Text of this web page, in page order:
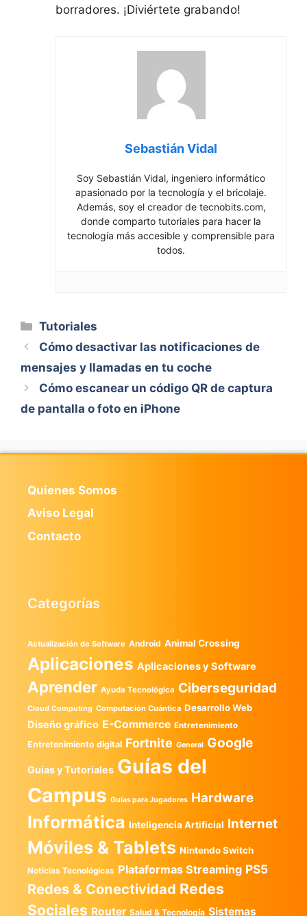
borradores. ¡Diviértete grabando!
Sebastián Vidal
Soy Sebastián Vidal, ingeniero informático
apasionado por la tecnología y el bricolaje.
Además, soy el creador de tecnobits.com,
donde comparto tutoriales para hacer la
tecnología más accesible y comprensible para
todos.
Categorías
Tutoriales
Cómo desactivar las notificaciones de
mensajes y llamadas en tu coche
Cómo escanear un código QR de captura
de pantalla o foto en iPhone
Quienes Somos
Aviso Legal
Contacto
Categorías
Actualización de Software Android Animal Crossing
Aplicaciones Aplicaciones y Software
Aprender Ayuda Tecnológica Ciberseguridad
Cloud Computing Computación Cuántica Desarrollo Web
Diseño gráfico E-Commerce Entretenimiento
Entretenimiento digital Fortnite General Google
Guias y Tutoriales Guías del
Campus Guías para Jugadores Hardware
Informática Inteligencia Artificial Internet
Móviles & Tablets Nintendo Switch
Noticias Tecnológicas Plataformas Streaming PS5
Redes & Conectividad Redes
Sociales Router Salud & Tecnología Sistemas